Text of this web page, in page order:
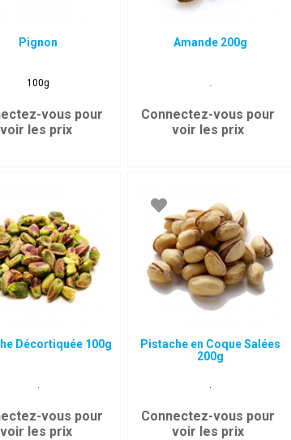
Pignon
100g
vous pour
voir les prix
Amande 200g
.
Connectez-vous pour
voir les prix
Décortiquée 100g
.
vous pour
voir les prix
Pistache en Coque Salées
200g
.
Connectez-vous pour
voir les prix